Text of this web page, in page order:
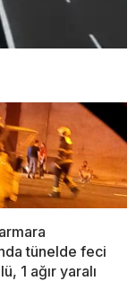
tünelde feci
1 ağır yaralı